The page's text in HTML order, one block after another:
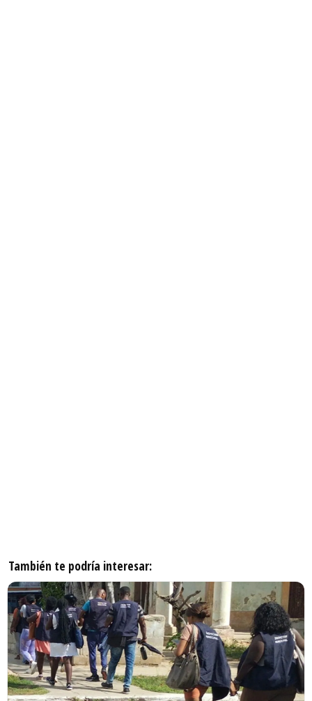
También te podría interesar: